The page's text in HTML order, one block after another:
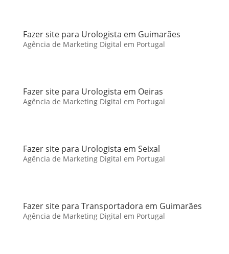
Fazer site para Urologista em Guimarães
Agência de Marketing Digital em Portugal
Fazer site para Urologista em Oeiras
Agência de Marketing Digital em Portugal
Fazer site para Urologista em Seixal
Agência de Marketing Digital em Portugal
Fazer site para Transportadora em Guimarães
Agência de Marketing Digital em Portugal